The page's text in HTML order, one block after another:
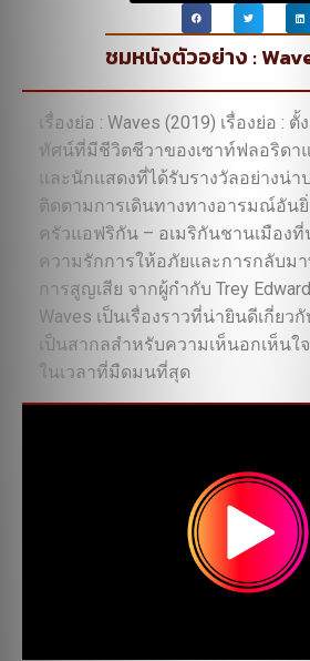
ชมหนังตัวอย่าง :
เรื่องย่อ : Waves (2019) เรื่องย่อ :
ทัศน์ที่มีชีวิตชีวาของเซาท์ฟลอริดา
และนักแสดงที่ได้รับรางวัลอย่างน่า
ติดตามการเดินทางทางอารมณ์อัน
ครัวแอฟริกัน – อเมริกันชานเมือง
ความรักการให้อภัยและการกลับม
การสูญเสีย จากผู้กำกับ Trey
Waves เป็นเรื่องราวที่น่ายินดีเกี่ยว
เป็นสากลสำหรับความเห็นอกเห็นใ
ในเวลาที่มืดมนที่สุด